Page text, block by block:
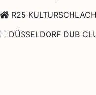
R25
DÜSSELDORF DUB